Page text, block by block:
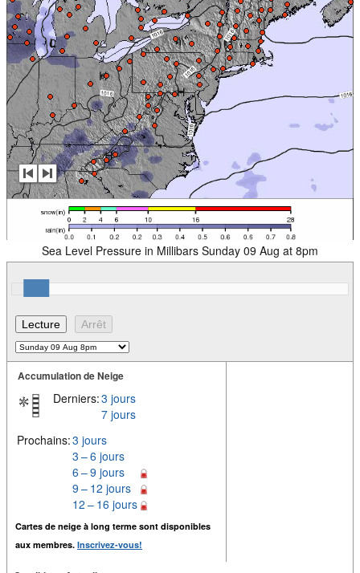
Sea Level Pressure in Millibars Sunday 09 Aug at 8pm
Accumulation de Neige
Derniers:3 jours
7 jours
Prochains:3 jours
3 – 6 jours
6 – 9 jours
9 – 12 jours
12 – 16 jours
Cartes de neige à long terme sont disponibles
aux membres. Inscrivez-vous!